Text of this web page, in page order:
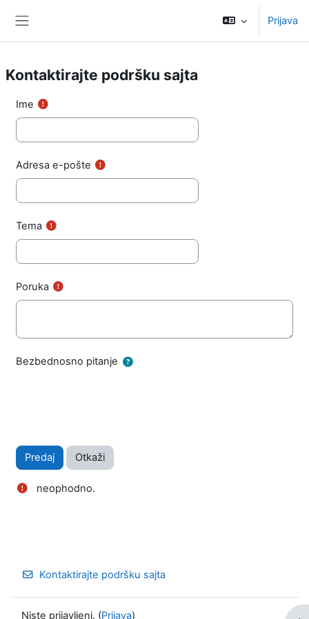
Prijava
Kontaktirajte podršku sajta
Ime
Adresa e-pošte
Tema
Poruka
Bezbednosno pitanje
neophodno.
Kontaktirajte podršku sajta
Niste prijavljeni. (Prijava)